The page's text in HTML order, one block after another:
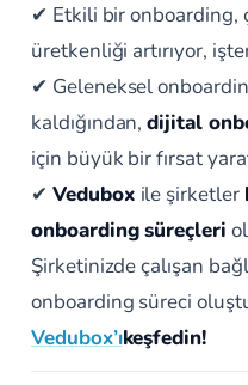
✔ Etkili bir onboarding,
üretkenliği artırıyor,
✔ Geleneksel
kaldığından,dijital
için büyük bir fırsat
✔ Vedubox ile şirketler
onboarding süreçleri
Şirketinizde çalışan
onboarding süreci
Vedubox’ıkeşfedin!